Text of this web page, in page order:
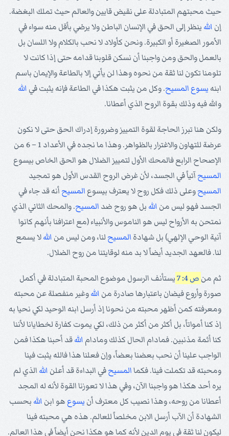
حيث محبتهم المتبادلة على نقيض قايين والعالم حيث تملك البغضة.
إن الله ينظر إلى الحق في الإنسان الباطن ولا يرضي بأقل منه سواء في
الأمور الصغيرة أو الكبيرة. ونحن كأولاد لا نحب بالكلام ولا اللسان بل
بالعمل والحق ومن واجبنا أن نسكن قلوبنا قدامه حتى إذا كانت لا
تلومنا تكون لنا ثقة من نحوه وهذا لن يأتي إلا بالطاعة والإيمان باسم
ابنه يسوع المسيح. وكل من يثبت هكذا في الطاعة فإنه يثبت في الله
والله فيه وذلك بقوة الروح الذي أعطانا.
ولكن هنا تبرز الحاجة لقوة التمييز وضرورة إدراك الحق حتى لا نكون
عرضة للتهاون والاغترار بالظواهر. وهذا ما نجده في الأعداد 1 – 6 من
الإصحاح الرابع فالمحك الأول لتمييز الضلال هو الحق الخاص بيسوع
المسيحآتياً في الجسد، لأن غرض الروح القدس الأول هو تمجيد
المسيحوعلى ذلك فكل روح لا يعترف بيسوع المسيح أنه قد جاء في
الجسد فهو ليس من الله بل هو روح ضد المسيح. والمحك الثاني الذي
نمتحن به الأرواح ليس هو الناموس والأنبياء (مع اعترافنا بأنهم كانوا
آنية الوحي الإلهي) بل شهادة المسيح لنا، ومن ليس من اللهلا يسمع
لنا. فالعهد الجديد أيضاً لا بد منه لوقايتنا من روح الضلال.
ثم من ص 4: 7
يستأنف الرسول موضوع المحبة المتبادلة في أكمل
صورة وأروع فيضان باعتبارها صادرة من اللهوغير منفصلة عن محبته
ومعرفته كمن أظهر محبته من نحونا إذ أرسل ابنه الوحيد لكي نحيا به
إذ كنا أمواتاً، بل أكثر من أكثر من ذلك، لكي يموت كفارة لخطايانا لأننا
كنا أثمة مذنبين. فمادام الحال كذلك ومادام اللهقد أحبنا هكذا فمن
الواجب علينا أن نحب بعضنا بعضاً، وإن فعلنا هذا فالله يثبت فينا
ومحبته قد تكملت فينا. فكماالمسيحفي البداءة قد أعلن الله الذي لم
يره أحد هكذا هو واجبنا الآن، وفي هذا لا تعوزنا القوة لأنه له المجد
أعطانا من روحه، وهذا نصيب كل معترف أن يسوع هو ابن الله بحسب
الشهادة أن الآب أرسل الابن مخلصاً للعالم. هذه هي محبته فينا
ليكون لنا ثقة في يوم الدين لأنه كما هو هكذا نحن أيضاً في هذا العالم.